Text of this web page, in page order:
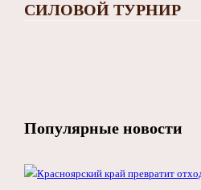
СИЛОВОЙ ТУРНИР
Популярные новости